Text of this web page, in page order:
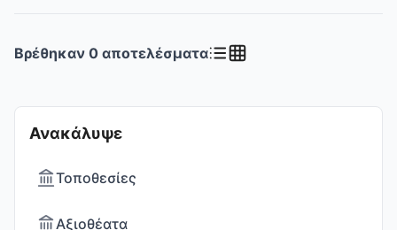
Ανακάλυψε
Τοποθεσίες
Αξιοθέατα
Βρέθηκαν 0 αποτελέσματα